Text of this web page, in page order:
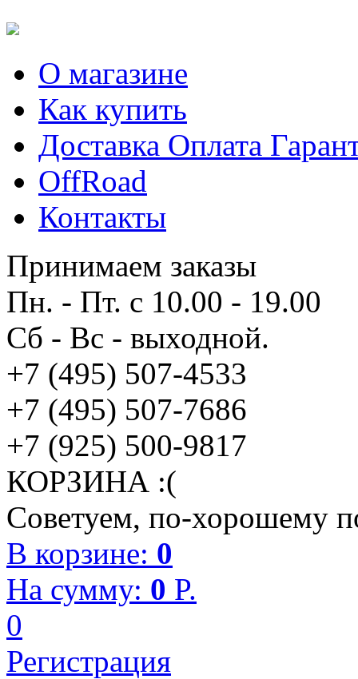
О магазине
Как купить
Доставка Оплата
OffRoad
Контакты
Принимаем заказы
Пн. - Пт. с 10.00 - 19.00
Сб - Вс - выходной.
+7 (495) 507-4533
+7 (495) 507-7686
+7 (925) 500-9817
КОРЗИНА :(
Советуем, по-хорошему
В корзине: 0
На сумму: 0 P.
0
Регистрация